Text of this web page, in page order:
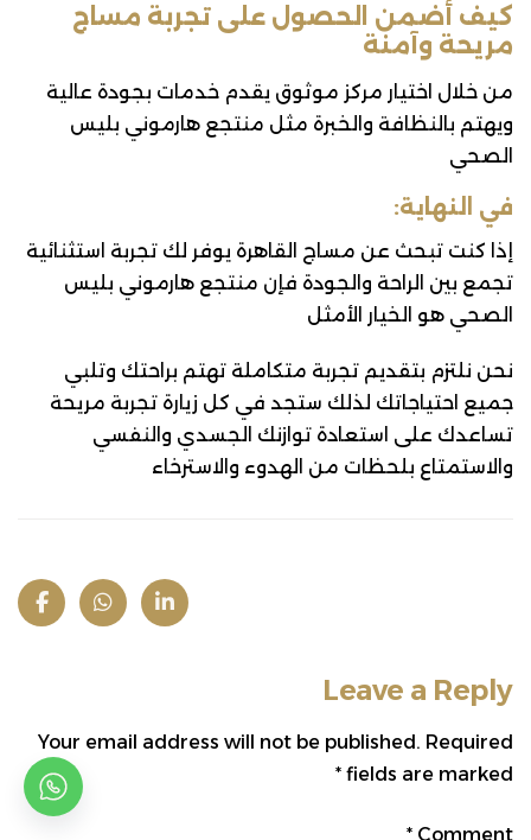
كيف أضمن الحصول على تجربة مساج
مريحة وآمنة
من خلال اختيار مركز موثوق يقدم خدمات بجودة عالية
ويهتم بالنظافة والخبرة مثل منتجع هارموني بليس
الصحي
في النهاية:
إذا كنت تبحث عن مساج القاهرة يوفر لك تجربة استثنائية
تجمع بين الراحة والجودة فإن منتجع هارموني بليس
الصحي هو الخيار الأمثل
نحن نلتزم بتقديم تجربة متكاملة تهتم براحتك وتلبي
جميع احتياجاتك لذلك ستجد في كل زيارة تجربة مريحة
تساعدك على استعادة توازنك الجسدي والنفسي
والاستمتاع بلحظات من الهدوء والاسترخاء
Leave a Reply
Your email address will not be published. Required
fields are marked
*
Comment
*